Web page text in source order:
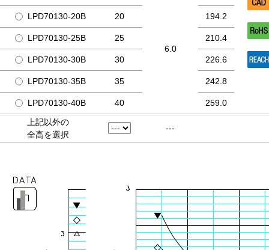
6.0
LPD70130-20B 20 194.2
LPD70130-25B 25 210.4
LPD70130-30B 30 226.6
LPD70130-35B 35 242.8
LPD70130-40B 40
259.0
上記以外の
全高を選択
---